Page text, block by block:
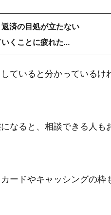
済の目処が立たない
くことに疲れた…
ていると分かっている
なると、相談できる人
ードやキャッシングの